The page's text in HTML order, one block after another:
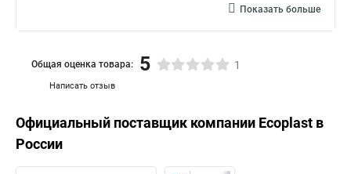
Показать больше
Написать отзыв
Общая оценка товара: 5 1
Официальный поставщик компании Ecoplast в
России